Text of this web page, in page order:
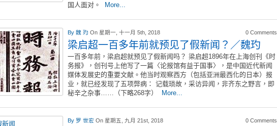
国人面对。
More...
By 魏 玓 On 星期一, 十一月 5th, 2018 0 Comments
梁启超一百多年前就预见了假新闻？／魏玓
一百多年前，梁启超就预见了假新闻吗？ 梁启超1896年在上海创刊《时
务报》，创刊号上他写了一篇〈论报馆有益于国事〉，是中国近代新闻
媒体发展史的重要文献。他当时观察西方（包括亚洲最西化的日本）报
业，就已经发现了五项弊病： 记载琐故，采访异闻，非齐东之野言，即
秘辛之杂事……（下略268字）
More...
By 罗 世宏 On 星期五, 九月 21st, 2018 0 Comments